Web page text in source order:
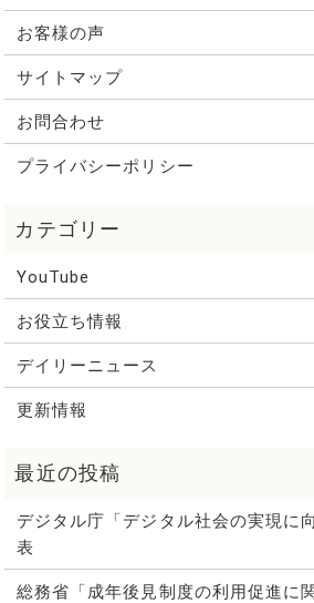
お客様の声
サイトマップ
お問合わせ
プライバシーポリシー
YouTube
お役立ち情報
デイリーニュース
更新情報
デジタル庁「デジタル社会の実現に
表
総務省「成年後見制度の利用促進に